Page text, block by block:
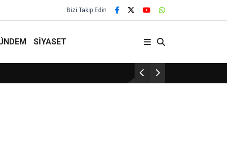
Bizi Takip Edin
SİYASET
Kırşehir’de rüşvet